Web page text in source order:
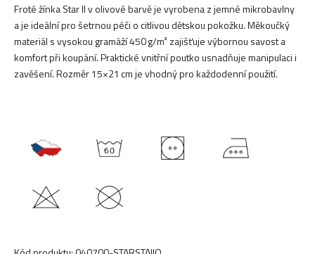
Froté žínka Star II v olivové barvě je vyrobena z jemné mikrobavlny
a je ideální pro šetrnou péči o citlivou dětskou pokožku. Měkoučký
materiál s vysokou gramáží 450 g/m² zajišťuje výbornou savost a
komfort při koupání. Praktické vnitřní poutko usnadňuje manipulaci i
zavěšení. Rozměr 15×21 cm je vhodný pro každodenní použití.